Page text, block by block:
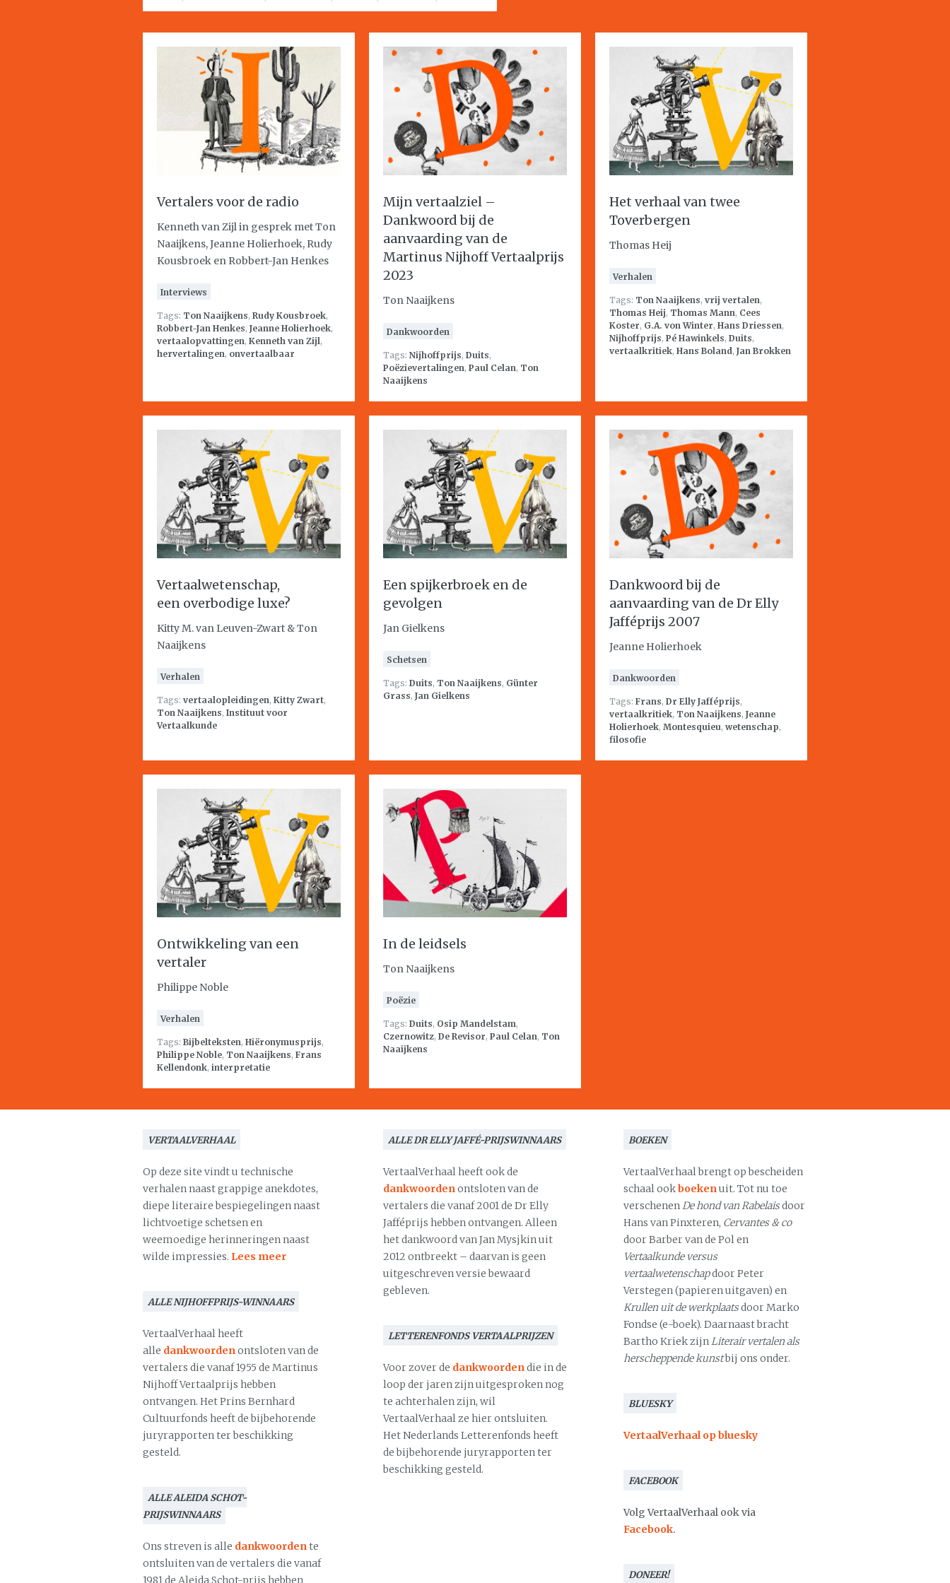
Vertalers voor de radio
Kenneth van Zijl in gesprek met Ton
Naaijkens, Jeanne Holierhoek, Rudy
Kousbroek en Robbert-Jan Henkes
Interviews
Tags: Ton Naaijkens, Rudy Kousbroek,
Robbert-Jan Henkes, Jeanne Holierhoek,
vertaalopvattingen, Kenneth van Zijl,
hervertalingen, onvertaalbaar
Mijn vertaalziel –
Dankwoord bij de
aanvaarding van de
Martinus Nijhoff Vertaalprijs
2023
Ton Naaijkens
Dankwoorden
Tags: Nijhoffprijs, Duits,
Poëzievertalingen, Paul Celan, Ton
Naaijkens
Het verhaal van twee
Toverbergen
Thomas Heij
Verhalen
Tags: Ton Naaijkens, vrij vertalen,
Thomas Heij, Thomas Mann, Cees
Koster, G.A. von Winter, Hans Driessen,
Nijhoffprijs, Pé Hawinkels, Duits,
vertaalkritiek, Hans Boland, Jan Brokken
Vertaalwetenschap,
een overbodige luxe?
Kitty M. van Leuven-Zwart & Ton
Naaijkens
Verhalen
Tags: vertaalopleidingen, Kitty Zwart,
Ton Naaijkens, Instituut voor
Vertaalkunde
Een spijkerbroek en de
gevolgen
Jan Gielkens
Schetsen
Tags: Duits, Ton Naaijkens, Günter
Grass, Jan Gielkens
Dankwoord bij de
aanvaarding van de Dr Elly
Jafféprijs 2007
Jeanne Holierhoek
Dankwoorden
Tags: Frans, Dr Elly Jafféprijs,
vertaalkritiek, Ton Naaijkens, Jeanne
Holierhoek, Montesquieu, wetenschap,
filosofie
Ontwikkeling van een
vertaler
Philippe Noble
Verhalen
Tags: Bijbelteksten, Hiëronymusprijs,
Philippe Noble, Ton Naaijkens, Frans
Kellendonk, interpretatie
In de leidsels
Ton Naaijkens
Poëzie
Tags: Duits, Osip Mandelstam,
Czernowitz, De Revisor, Paul Celan, Ton
Naaijkens
VERTAALVERHAAL
Op deze site vindt u technische
verhalen naast grappige anekdotes,
diepe literaire bespiegelingen naast
lichtvoetige schetsen en
weemoedige herinneringen naast
wilde impressies. Lees meer
ALLE NIJHOFFPRIJS-WINNAARS
VertaalVerhaal heeft
alle dankwoordenontsloten van de
vertalers die vanaf 1955 de Martinus
Nijhoff Vertaalprijs hebben
ontvangen. Het Prins Bernhard
Cultuurfonds heeft de bijbehorende
juryrapporten ter beschikking
gesteld.
ALLE ALEIDA SCHOT-
PRIJSWINNAARS
Ons streven is alle dankwoordente
ontsluiten van de vertalers die vanaf
1981 de Aleida Schot-prijs hebben
ALLE DR ELLY JAFFÉ-PRIJSWINNAARS
VertaalVerhaal heeft ook de
dankwoordenontsloten van de
vertalers die vanaf 2001 de Dr Elly
Jafféprijs hebben ontvangen. Alleen
het dankwoord van Jan Mysjkin uit
2012 ontbreekt – daarvan is geen
uitgeschreven versie bewaard
gebleven.
LETTERENFONDS VERTAALPRIJZEN
Voor zover de dankwoordendie in de
loop der jaren zijn uitgesproken nog
te achterhalen zijn, wil
VertaalVerhaal ze hier ontsluiten.
Het Nederlands Letterenfonds heeft
de bijbehorende juryrapporten ter
beschikking gesteld.
BOEKEN
VertaalVerhaal brengt op bescheiden
schaal ookboekenuit. Tot nu toe
verschenenDe hond van Rabelaisdoor
Hans van Pinxteren, Cervantes & co
door Barber van de Pol en
Vertaalkunde versus
vertaalwetenschapdoor Peter
Verstegen (papieren uitgaven) en
Krullen uit de werkplaatsdoor Marko
Fondse (e-boek). Daarnaast bracht
Bartho Kriek zijnLiterair vertalen als
herscheppende kunstbij ons onder.
BLUESKY
VertaalVerhaal op bluesky
FACEBOOK
Volg VertaalVerhaal ook via
Facebook.
DONEER!